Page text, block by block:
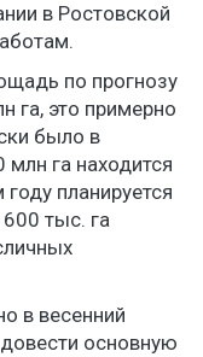
в Ростовской
по прогнозу
га, это примерно
было в
га находится
планируется
тыс. га
в весенний
основную